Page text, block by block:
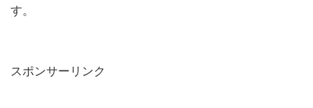
す。
スポンサーリンク